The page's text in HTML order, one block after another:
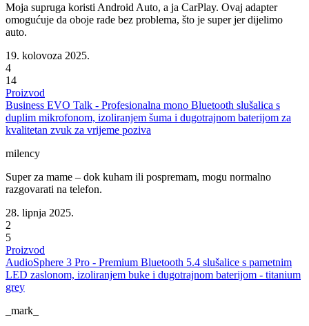
Moja supruga koristi Android Auto, a ja CarPlay. Ovaj adapter
omogućuje da oboje rade bez problema, što je super jer dijelimo
auto.
19. kolovoza 2025.
4
14
Proizvod
Business EVO Talk - Profesionalna mono Bluetooth slušalica s
duplim mikrofonom, izoliranjem šuma i dugotrajnom baterijom za
kvalitetan zvuk za vrijeme poziva
milency
Super za mame – dok kuham ili pospremam, mogu normalno
razgovarati na telefon.
28. lipnja 2025.
2
5
Proizvod
AudioSphere 3 Pro - Premium Bluetooth 5.4 slušalice s pametnim
LED zaslonom, izoliranjem buke i dugotrajnom baterijom - titanium
grey
_mark_